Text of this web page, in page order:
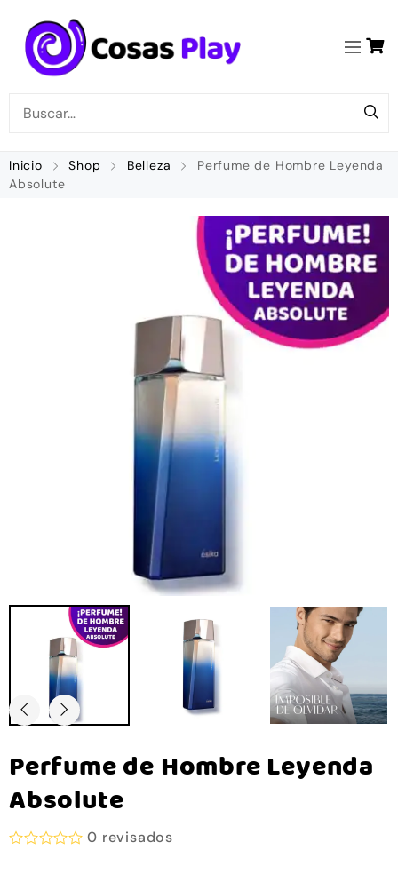
Inicio Shop Belleza
Perfume de Hombre Leyenda
Absolute
Perfume de Hombre Leyenda
Absolute
0 revisados